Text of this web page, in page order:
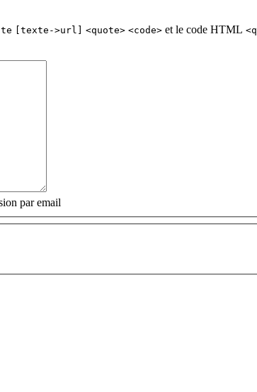
[texte->url] <quote> <code> et le code HTML
par email